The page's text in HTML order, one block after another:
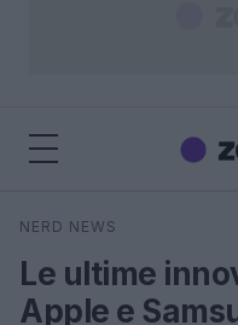
Cerca
NERD NEWS
Le ultime
Apple e